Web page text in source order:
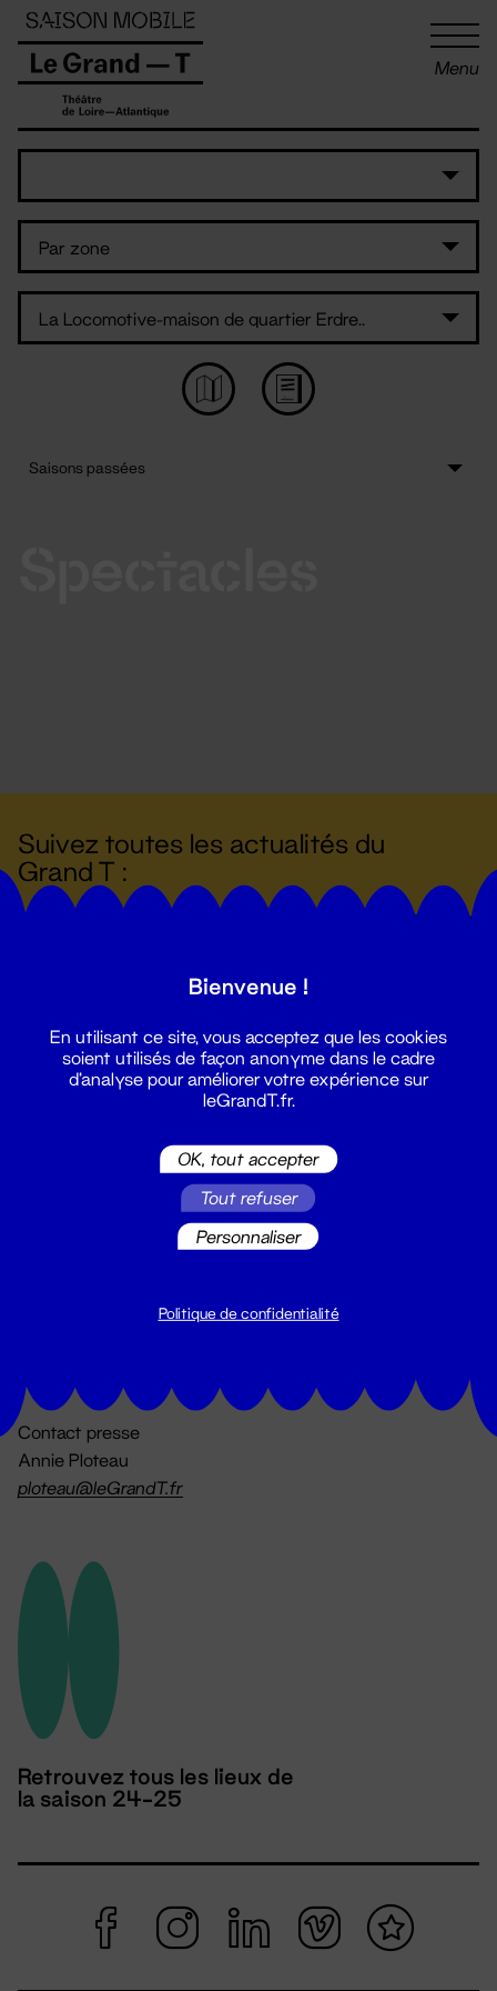
Menu
Suivez toutes les actualités du
Grand T :
billetterie@leGrandT.fr
Du lundi au vendredi 14h → 18h
Contact presse
Annie Ploteau
ploteau@leGrandT.fr
Retrouvez tous les lieux de
la saison 24-25
Panneau de gestion des cookies
Bienvenue !
En utilisant ce site, vous acceptez que les cookies
soient utilisés de façon anonyme dans le cadre
d'analyse pour améliorer votre expérience sur
leGrandT.fr.
OK, tout accepter
Tout refuser
Personnaliser
Politique de confidentialité